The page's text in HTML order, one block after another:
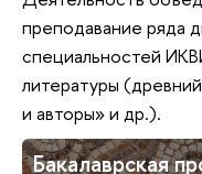
преподавание ряда
специальностей
литературы
и авторы» и др.).
Бакалаврская